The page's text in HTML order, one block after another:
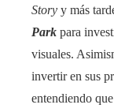
Story y más
Park para
visuales.
invertir en sus
entendiendo